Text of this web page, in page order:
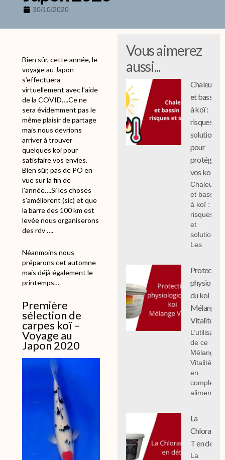
30/10/2020
Bien sûr, cette année, le
voyage au Japon
s’effectuera
virtuellement avec l’aide
de la COVID….Ce ne
sera évidemment pas le
même plaisir de partage
mais nous devrions
arriver à trouver
quelques koi pour
satisfaire vos envies.
Bien sûr, pas de PO en
vue sur la fin de
l’année….Si les choses
s’améliorent (sic) et que
la barre des 100 km est
levée nous organiserons
des rdv ….
Néanmoins nous
préparons cet automne
mais déjà également le
printemps…
Première
sélection de
carpes koï –
Voyage au
Japon 2020
Vous aimerez
aussi...
Chaleur
et bassin
à koï :
risques et
solutions
pour
protéger
vos koi
Chaleur
et bassin
à koï :
risques
et
solutions;
Les
Protection
du koi -
Mélange
Vitalité
L’utilisation
de ce
Mélange
Vitalité 1
en
alimentaire
La
T en détail
La